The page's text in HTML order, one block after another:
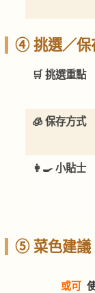
④ 挑選／保
🛒 挑選重點
🧊 保存方式
👩‍🍳 小貼士
⑤ 菜色建議
或可